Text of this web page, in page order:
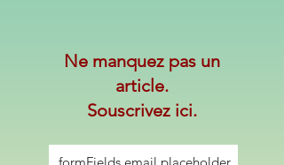
Ne manquez pas un
article.
Souscrivez ici.